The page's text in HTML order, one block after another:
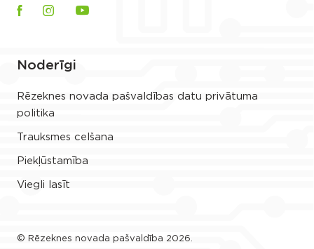
Noderīgi
Rēzeknes novada pašvaldības datu privātuma
politika
Trauksmes celšana
Piekļūstamība
Viegli lasīt
© Rēzeknes novada pašvaldība 2026.